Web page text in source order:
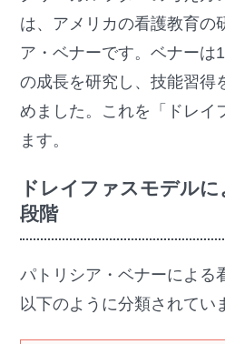
は、アメリカの看護教育の
ア・ベナーです。ベナーは
の成長を研究し、技能習得
めました。これを「ドレイ
ます。
ドレイファスモデル
段階
パトリシア・ベナーによる
以下のように分類されてい